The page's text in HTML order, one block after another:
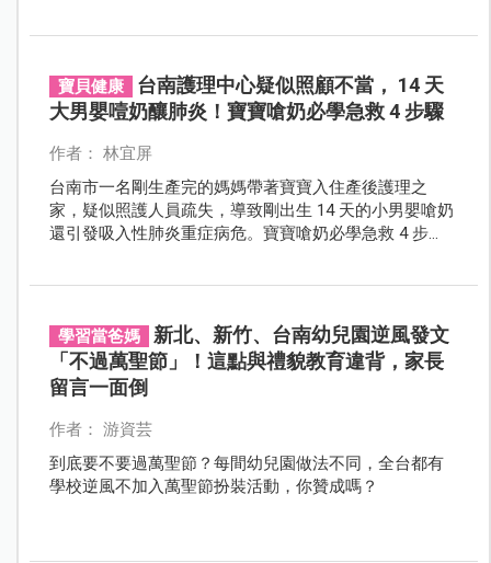
寶貝健康
台南護理中心疑似照顧不當， 14 天
大男嬰噎奶釀肺炎！寶寶嗆奶必學急救 4 步驟
作者： 林宜屏
台南市一名剛生產完的媽媽帶著寶寶入住產後護理之
家，疑似照護人員疏失，導致剛出生 14 天的小男嬰嗆奶
還引發吸入性肺炎重症病危。寶寶嗆奶必學急救 4 步
學習當爸媽
新北、新竹、台南幼兒園逆風發文
「不過萬聖節」！這點與禮貌教育違背，家長
留言一面倒
作者： 游資芸
到底要不要過萬聖節？每間幼兒園做法不同，全台都有
學校逆風不加入萬聖節扮裝活動，你贊成嗎？